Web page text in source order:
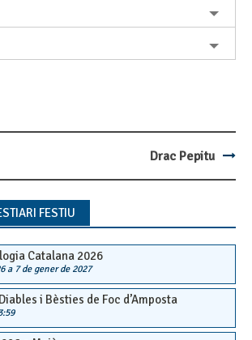
Drac Pepitu
FESTIU
Catalana 2026
a 7 de gener de 2027
i Bèsties de Foc d’Amposta